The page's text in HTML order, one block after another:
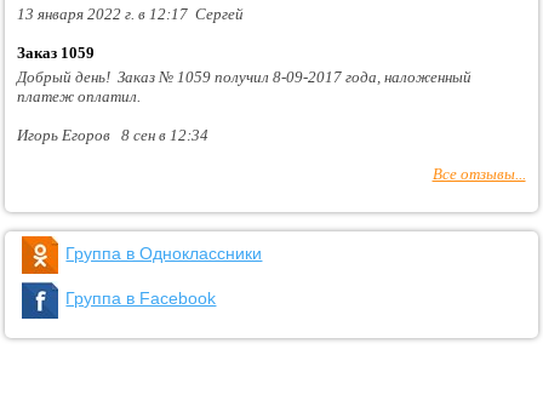
13 января 2022 г. в 12:17 Сергей
Заказ 1059
Добрый день! Заказ № 1059 получил 8-09-2017 года, наложенный
платеж оплатил.
Игорь Егоров 8 сен в 12:34
Все отзывы...
Группа в Одноклассники
Группа в Facebook